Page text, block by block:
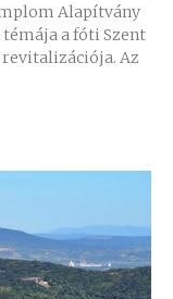
Alapítvány
a fóti Szent
Az